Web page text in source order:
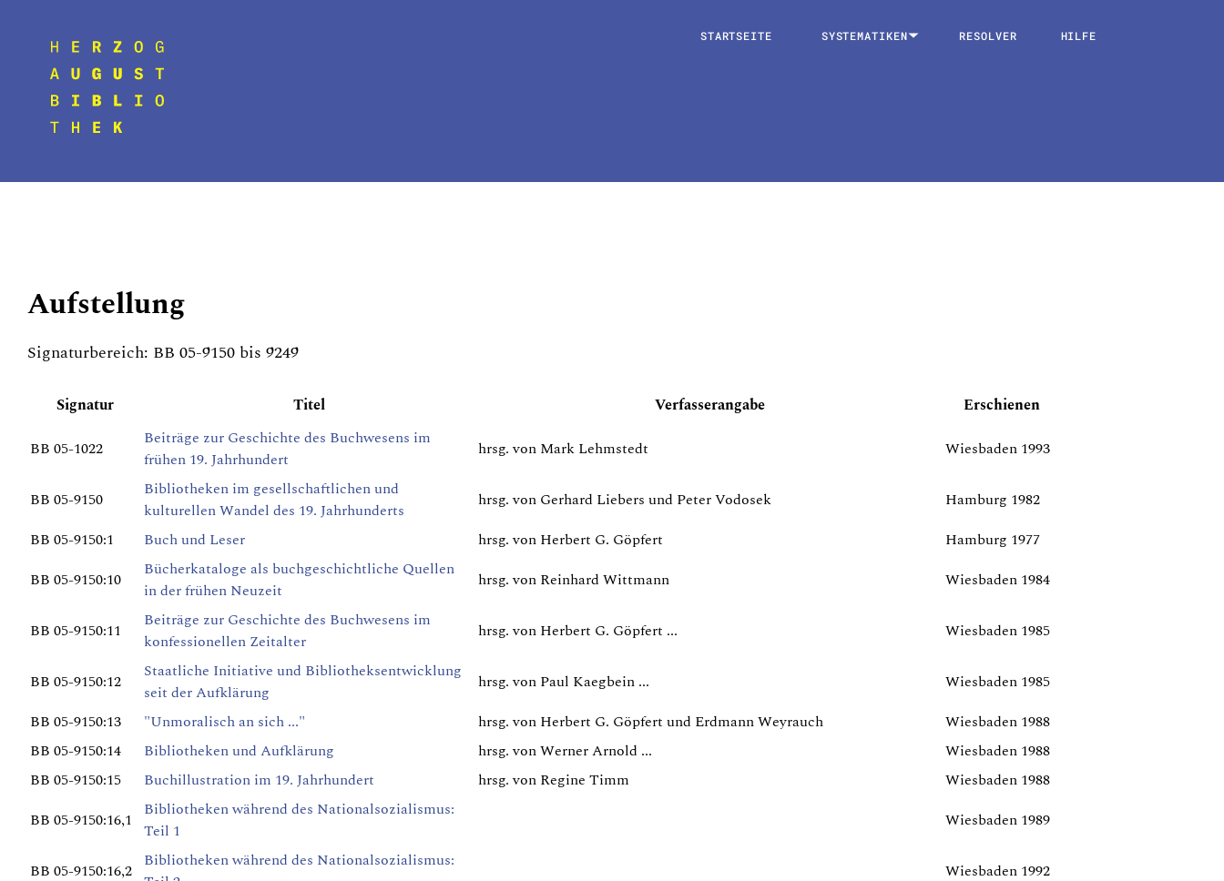
STARTSEITE SYSTEMATIKEN RESOLVER HILFE
Aufstellung
Signaturbereich: BB 05-9150 bis 9249
Signatur Titel Verfasserangabe
Erschienen
BB 05-1022
Beiträge zur Geschichte des Buchwesens im
frühen 19. Jahrhundert
hrsg. von Mark Lehmstedt Wiesbaden 1993
BB 05-9150
Bibliotheken im gesellschaftlichen und
kulturellen Wandel des 19. Jahrhunderts
hrsg. von Gerhard Liebers und Peter Vodosek
Hamburg 1982
BB 05-9150:1
Buch und Leser hrsg. von Herbert G. Göpfert
Hamburg 1977
BB 05-9150:10
Bücherkataloge als buchgeschichtliche Quellen
in der frühen Neuzeit
hrsg. von Reinhard Wittmann Wiesbaden 1984
BB 05-9150:11
Beiträge zur Geschichte des Buchwesens im
konfessionellen Zeitalter
hrsg. von Herbert G. Göpfert ... Wiesbaden 1985
BB 05-9150:12
Staatliche Initiative und Bibliotheksentwicklung
seit der Aufklärung
hrsg. von Paul Kaegbein ...
Wiesbaden 1985
BB 05-9150:13
"Unmoralisch an sich ..." hrsg. von Herbert G. Göpfert und Erdmann Weyrauch
Wiesbaden 1988
BB 05-9150:14
Bibliotheken und Aufklärung hrsg. von Werner Arnold ...
Wiesbaden 1988
BB 05-9150:15
Buchillustration im 19. Jahrhundert hrsg. von Regine Timm
Wiesbaden 1988
BB 05-9150:16,1
Bibliotheken während des Nationalsozialismus:
Teil 1
Wiesbaden 1989
BB 05-9150:16,2 Bibliotheken während des Nationalsozialismus:
Wiesbaden 1992